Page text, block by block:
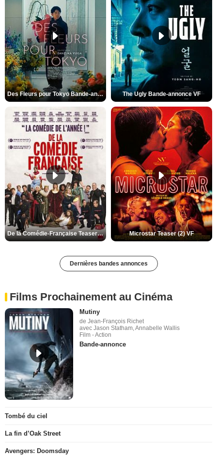
Des Fleurs pour Tokyo Bande-annonce VO STFR The Ugly Bande-annonce VF
De la Comédie-Française Teaser (3) VF Microstar Teaser (2) VF
Dernières bandes annonces
Films Prochainement au Cinéma
Mutiny
de Jean-François Richet
avec Jason Statham, Annabelle Wallis
Film - Action
Bande-annonce
Tombé du ciel
La fin d’Oak Street
Avengers: Doomsday